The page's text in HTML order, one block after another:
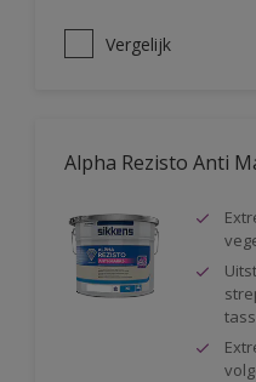
Vergelijk
Alpha Rezisto Anti